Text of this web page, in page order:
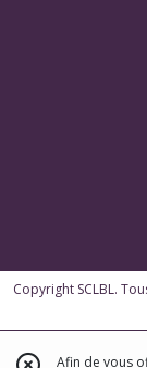
Copyright SCLBL.
Afin de vous